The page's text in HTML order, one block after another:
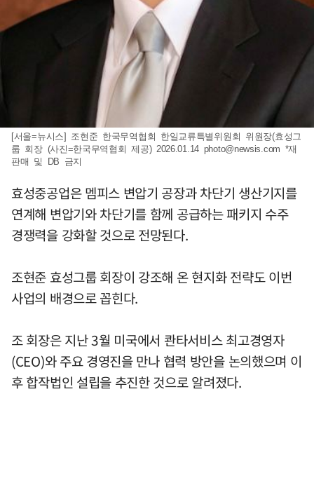
[서울=뉴시스] 조현준 한국무역협회 한일교류특별위원회 위원장(효성그
룹 회장 (사진=한국무역협회 제공) 2026.01.14 photo@newsis.com *재
판매 및 DB 금지
효성중공업은 멤피스 변압기 공장과 차단기 생산기지를
연계해 변압기와 차단기를 함께 공급하는 패키지 수주
경쟁력을 강화할 것으로 전망된다.
조현준 효성그룹 회장이 강조해 온 현지화 전략도 이번
사업의 배경으로 꼽힌다.
조 회장은 지난 3월 미국에서 콴타서비스 최고경영자
(CEO)와 주요 경영진을 만나 협력 방안을 논의했으며 이
후 합작법인 설립을 추진한 것으로 알려졌다.